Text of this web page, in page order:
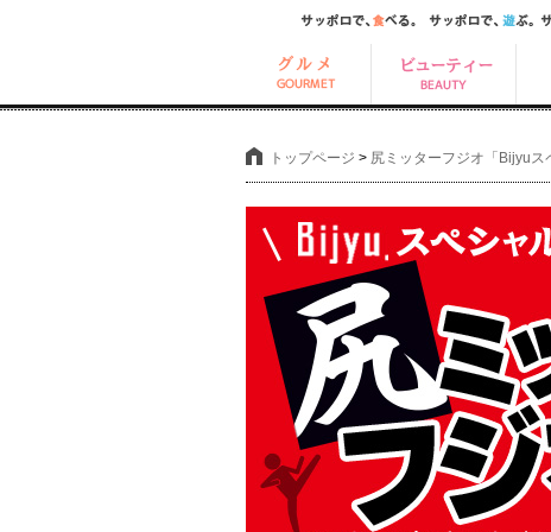
トップページ > 尻ミッターフジオ「Bijyuス